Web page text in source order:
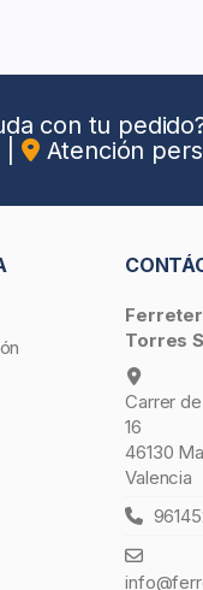
con tu
Atención
Torres
Carrer
16
46130
Valencia